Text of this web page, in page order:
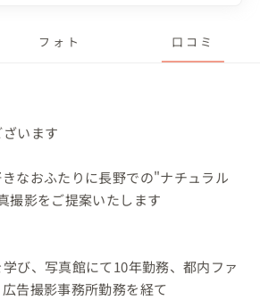
フォト 口コミ
います
なおふたりに長野での"ナチュラル
撮影をご提案いたします
び、写真館にて10年勤務、都内ファ
告撮影事務所勤務を経て